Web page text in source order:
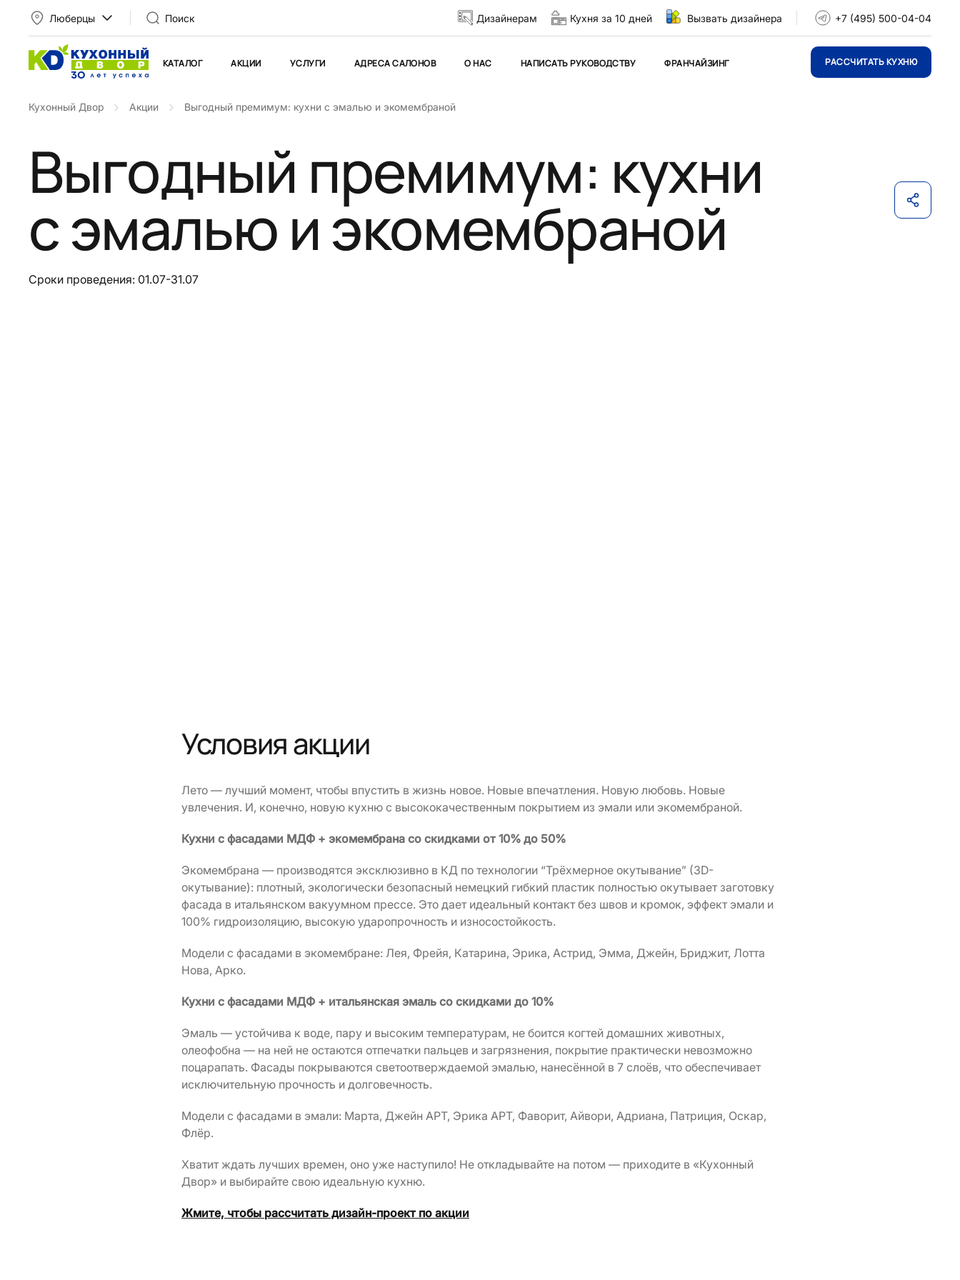
Люберцы Поиск Дизайнерам Кухня за 10 дней Вызвать дизайнера +7 (495) 500-04-04
КАТАЛОГ АКЦИИ УСЛУГИ АДРЕСА САЛОНОВ О НАС НАПИСАТЬ РУКОВОДСТВУ ФРАНЧАЙЗИНГ РАССЧИТАТЬ КУХНЮ
Кухонный Двор Акции Выгодный премимум: кухни с эмалью и экомембраной
Выгодный премимум: кухни
с эмалью и экомембраной
Сроки проведения: 01.07-31.07
Условия акции
Лето — лучший момент, чтобы впустить в жизнь новое. Новые впечатления. Новую любовь. Новые
увлечения. И, конечно, новую кухню с высококачественным покрытием из эмали или экомембраной.
Кухни с фасадами МДФ + экомембрана со скидками от 10% до 50%
Экомембрана — производятся эксклюзивно в КД по технологии “Трёхмерное окутывание” (3D-
окутывание): плотный, экологически безопасный немецкий гибкий пластик полностью окутывает заготовку
фасада в итальянском вакуумном прессе. Это дает идеальный контакт без швов и кромок, эффект эмали и
100% гидроизоляцию, высокую ударопрочность и износостойкость.
Модели с фасадами в экомембране: Лея, Фрейя, Катарина, Эрика, Астрид, Эмма, Джейн, Бриджит, Лотта
Нова, Арко.
Кухни с фасадами МДФ + итальянская эмаль со скидками до 10%
Эмаль — устойчива к воде, пару и высоким температурам, не боится когтей домашних животных,
олеофобна — на ней не остаются отпечатки пальцев и загрязнения, покрытие практически невозможно
поцарапать. Фасады покрываются светоотверждаемой эмалью, нанесённой в 7 слоёв, что обеспечивает
исключительную прочность и долговечность.
Модели с фасадами в эмали: Марта, Джейн АРТ, Эрика АРТ, Фаворит, Айвори, Адриана, Патриция, Оскар,
Флёр.
Хватит ждать лучших времен, оно уже наступило! Не откладывайте на потом — приходите в «Кухонный
Двор» и выбирайте свою идеальную кухню.
Жмите, чтобы рассчитать дизайн-проект по акции